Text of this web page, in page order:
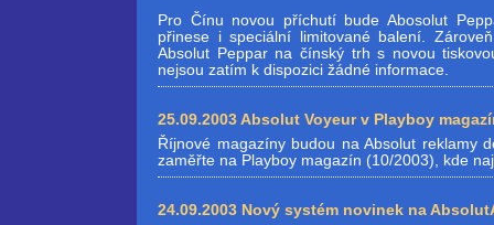
Pro Čínu novou příchutí bude Abosolut
přinese i speciální limitované balení.
Absolut Peppar na čínský trh s novou
nejsou zatím k dispozici žádné informace.
25.09.2003 Absolut Voyeur v Playboy
Říjnové magazíny budou na Absolut reklamy
zaměřte na Playboy magazín (10/2003), kde
24.09.2003 Nový systém novinek na